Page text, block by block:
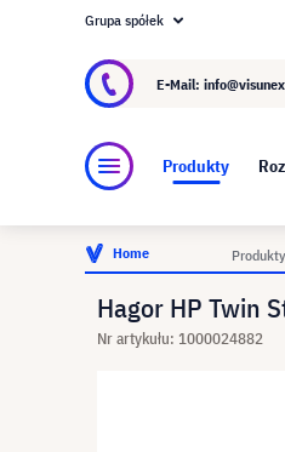
O visunext.pl
Grupa spółek
E-Mail:
Produkty
Home Produkty
Hagor HP Twin
Nr artykułu: 1000024882